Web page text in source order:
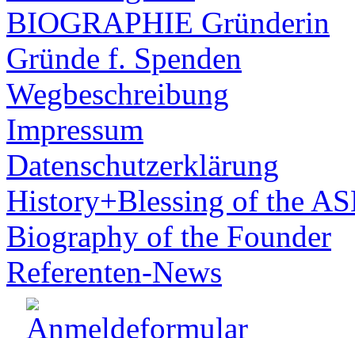
BIOGRAPHIE Gründerin
Gründe f. Spenden
Wegbeschreibung
Impressum
Datenschutzerklärung
History+Blessing of the
Biography of the Founder
Referenten-News